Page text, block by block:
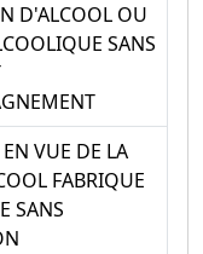
D'ALCOOL OU
SANS
VUE DE LA
FABRIQUE
SANS